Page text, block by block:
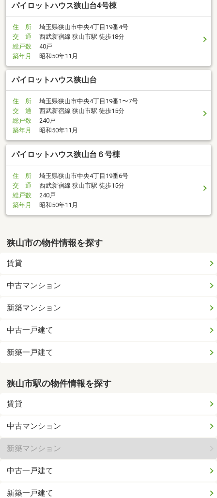
パイロットハウス狭山台4号棟
住 所
埼玉県狭山市中央4丁目19番4号
交 通
西武新宿線 狭山市駅 徒歩18分
総戸数
40戸
築年月
昭和50年11月
パイロットハウス狭山台
住 所
埼玉県狭山市中央4丁目19番1〜7号
交 通
西武新宿線 狭山市駅 徒歩15分
総戸数
240戸
築年月
昭和50年11月
パイロットハウス狭山台６号棟
住 所
埼玉県狭山市中央4丁目19番6号
交 通
西武新宿線 狭山市駅 徒歩15分
総戸数
240戸
築年月
昭和50年11月
狭山市の物件情報を探す
賃貸
中古マンション
新築マンション
中古一戸建て
新築一戸建て
狭山市駅の物件情報を探す
賃貸
中古マンション
新築マンション
中古一戸建て
新築一戸建て